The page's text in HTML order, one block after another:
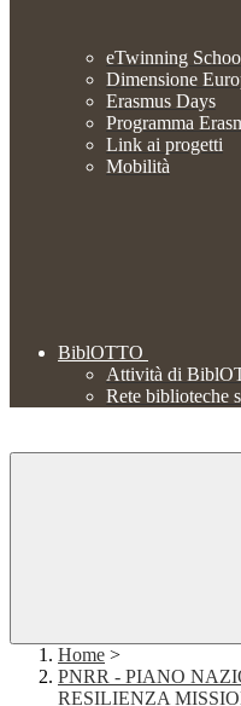
eTwinning
Dimensione
Erasmus Days
Programma
Link ai progetti
Mobilità
BiblOTTO
Attività di
Rete biblioteche
Home >
PNRR - PIANO
RESILIENZA